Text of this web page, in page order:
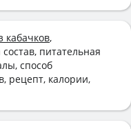
кабачков,
питательная
способ
рецепт, калории,